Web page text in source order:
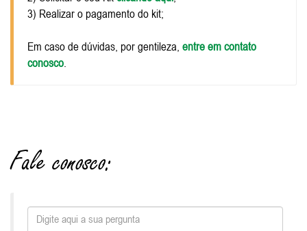
3) Realizar o pagamento do kit;
Em caso de dúvidas, por gentileza, entre em contato
conosco.
Fale conosco: